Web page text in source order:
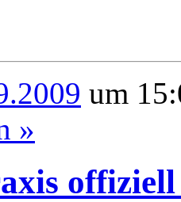
um
»
offiziell